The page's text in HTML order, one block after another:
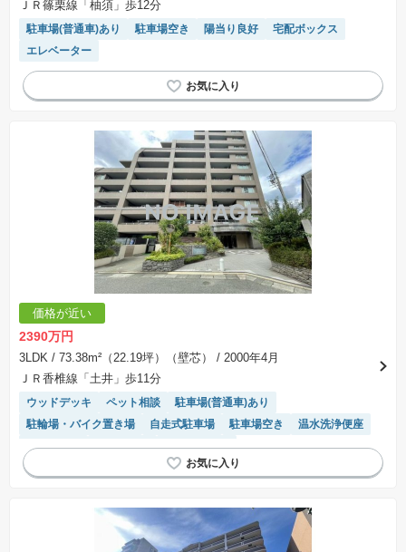
ＪＲ篠栗線「柚須」歩12分
駐車場(普通車)あり 駐車場空き 陽当り良好
宅配ボックス
エレベーター
価格が近い
2390万円
3LDK / 73.38m²（22.19坪）（壁芯）
/ 2000年4月
ＪＲ香椎線「土井」歩11分
ウッドデッキ ペット相談
駐車場(普通車)あり
駐輪場・バイク置き場
自走式駐車場 駐車場空き
温水洗浄便座
平置駐車場
陽当り良好
宅配ボックス
モニター付きインターホン
エレベーター